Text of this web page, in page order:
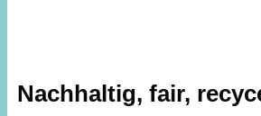
Nachhaltig, fair,